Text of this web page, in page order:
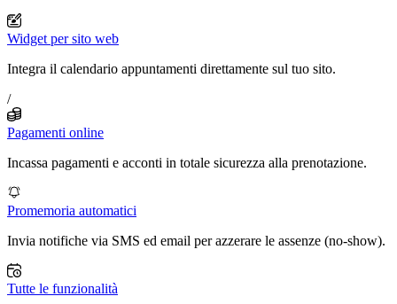
Widget per sito web
Integra il calendario appuntamenti direttamente sul tuo sito.
/
Pagamenti online
Incassa pagamenti e acconti in totale sicurezza alla prenotazione.
Promemoria automatici
Invia notifiche via SMS ed email per azzerare le assenze (no-show).
Tutte le funzionalità